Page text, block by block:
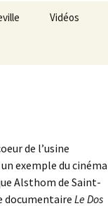
Vidéos
de l’usine
exemple du cinéma
Alsthom de Saint-
documentaire Le Dos